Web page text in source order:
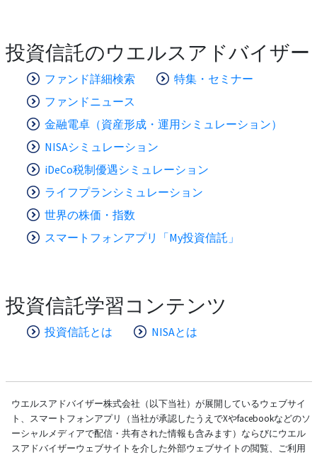
投資信託のウエルスアドバイザー
ファンド詳細検索
特集・セミナー
ファンドニュース
金融電卓（資産形成・運用シミュレーション）
NISAシミュレーション
iDeCo税制優遇シミュレーション
ライフプランシミュレーション
世界の株価・指数
スマートフォンアプリ「My投資信託」
投資信託学習コンテンツ
投資信託とは NISAとは
ウエルスアドバイザー株式会社（以下当社）が展開しているウェブサイ
ト、スマートフォンアプリ（当社が承認したうえでXやfacebookなどのソ
ーシャルメディアで配信・共有された情報も含みます）ならびにウエル
スアドバイザーウェブサイトを介した外部ウェブサイトの閲覧、ご利用